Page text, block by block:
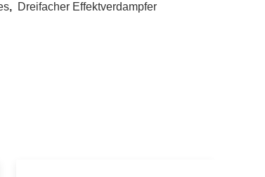
, Dreifacher Effektverdampfer